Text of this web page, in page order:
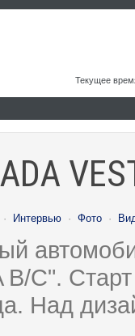
Текущее
· Интервью · Фото ·
C".
Над